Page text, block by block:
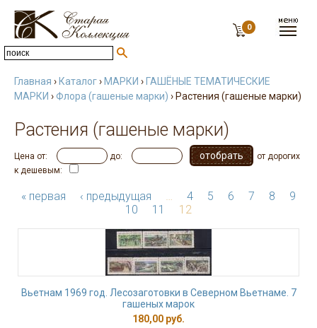
0
Главная › Каталог› МАРКИ › ГАШЁНЫЕ ТЕМАТИЧЕСКИЕ
МАРКИ ›Флора (гашеные марки) › Растения (гашеные марки)
Растения (гашеные марки)
Цена от: до:
от дорогих
к дешевым:
« первая ‹ предыдущая … 4 5 6 7 8
9
10
11 12
Вьетнам 1969 год. Лесозаготовки в Северном Вьетнаме. 7
гашеных марок
180,00 руб.